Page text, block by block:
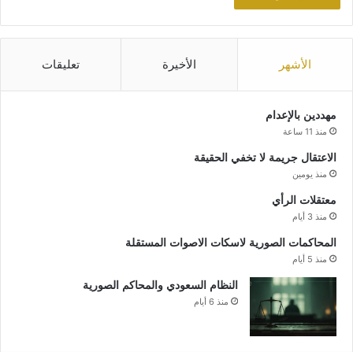
الأشهر الأخيرة تعليقات
مهددين بالإعدام
منذ 11 ساعة
الاعتقال جريمة لا تخفي الحقيقة
منذ يومين
معتقلات الرأي
منذ 3 أيام
المحاكمات الصورية لاسكات الاصوات المستقلة
منذ 5 أيام
النظام السعودي والمحاكم الصورية
منذ 6 أيام